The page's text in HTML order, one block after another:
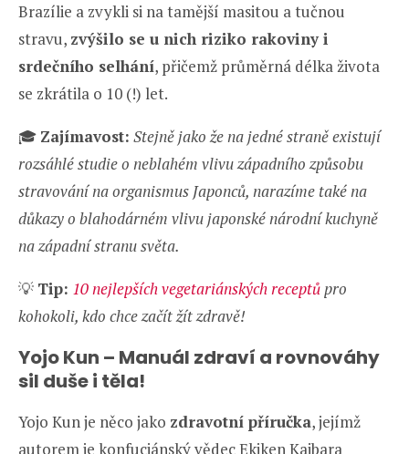
Brazílie a zvykli si na tamější masitou a tučnou
stravu, zvýšilo se u nich riziko rakoviny i
srdečního selhání, přičemž průměrná délka života
se zkrátila o 10 (!) let.
🎓 Zajímavost: Stejně jako že na jedné straně existují
rozsáhlé studie o neblahém vlivu západního způsobu
stravování na organismus Japonců, narazíme také na
důkazy o blahodárném vlivu japonské národní kuchyně
na západní stranu světa.
💡 Tip: 10 nejlepších vegetariánských receptůpro
kohokoli, kdo chce začít žít zdravě!
Yojo Kun – Manuál zdraví a rovnováhy
sil duše i těla!
Yojo Kun je něco jako zdravotní příručka, jejímž
autorem je konfuciánský vědec Ekiken Kaibara